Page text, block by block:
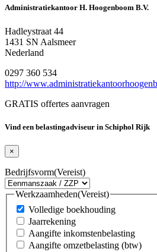
Administratiekantoor H. Hoogenboom B.V.
Hadleystraat 44
1431 SN Aalsmeer
Nederland
0297 360 534
http://
GRATIS offertes aanvragen
Vind een belastingadviseur in Schiphol Rijk
×
Bedrijfsvorm(Vereist)
Werkzaamheden(Vereist)
Volledige boekhouding
Jaarrekening
Aangifte inkomstenbelasting
Aangifte omzetbelasting (btw)